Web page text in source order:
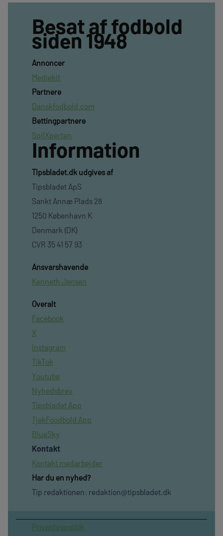
Besat af fodbold
siden 1948
Annoncer
Mediekit
Partnere
Danskfodbold.com
Bettingpartnere
SpilXperten
Information
TIpsbladet.dk udgives af
Tipsbladet ApS
Sankt Annæ Plads 28
1250 København K
Denmark (DK)
CVR 35 41 57 93
Ansvarshavende
Kenneth Jensen
Overalt
Facebook
X
Instagram
TikTok
Youtube
Nyhedsbrev
Tipsbladet App
TjekFoodbold App
BlueSky
Kontakt
Kontakt medarbejder
Har du en nyhed?
Tip redaktionen: redaktion@tipsbladet.dk
Privatilvspolitik